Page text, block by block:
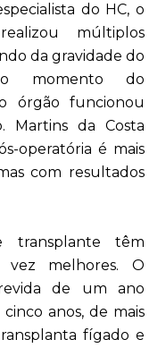
do HC, o
múltiplos
da gravidade do
momento do
órgão funcionou
Martins da Costa
operatória é mais
com resultados
transplante têm
vez melhores. O
de um ano
anos, de mais
fígado e